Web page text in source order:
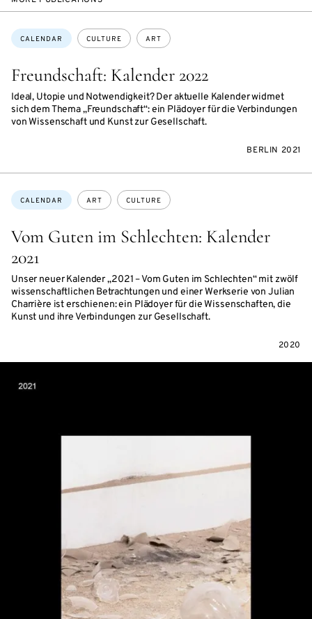
Freundschaft: Kalender 2022
Ideal, Utopie und Notwendigkeit? Der aktuelle Kalender widmet
sich dem Thema „Freundschaft“: ein Plädoyer für die Verbindungen
von Wissenschaft und Kunst zur Gesellschaft.
Topics:
CALENDAR CULTURE ART
BERLIN 2021
Vom Guten im Schlechten: Kalender
2021
Unser neuer Kalender „2021 – Vom Guten im Schlechten“ mit zwölf
wissenschaftlichen Betrachtungen und einer Werkserie von Julian
Charrière ist erschienen: ein Plädoyer für die Wissenschaften, die
Kunst und ihre Verbindungen zur Gesellschaft.
Topics:
CALENDAR ART CULTURE
2020